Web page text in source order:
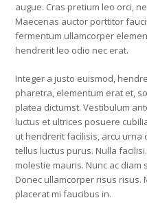
augue. Cras pretium leo orci,
Maecenas auctor porttitor
fermentum ullamcorper
hendrerit leo odio nec erat.
Integer a justo euismod,
pharetra, elementum erat et,
platea dictumst. Vestibulum
luctus et ultrices posuere
ut hendrerit facilisis, arcu urna
tellus luctus purus. Nulla
molestie mauris. Nunc ac diam
Donec ullamcorper risus
placerat mi faucibus in.